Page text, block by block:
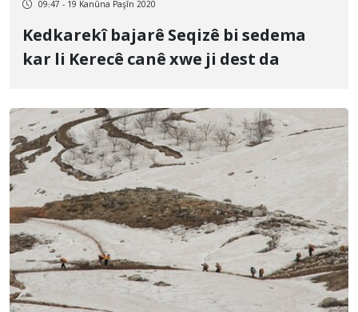
09:47 - 19 Kanûna Paşîn 2020
Kedkarekî bajarê Seqizê bi sedema
kar li Kerecê canê xwe ji dest da